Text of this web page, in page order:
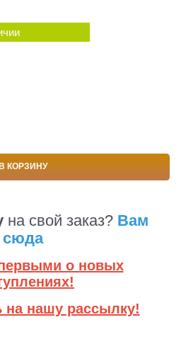
В КОРЗИНУ
на свой заказ? Вам
сюда
о новых
на нашу рассылку!